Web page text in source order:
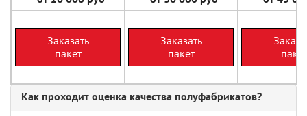
Заказать
пакет
Заказать
пакет
пакет
Как проходит оценка качества полуфабрикатов?